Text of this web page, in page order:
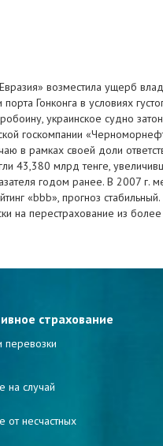
возместила ущерб
Гонконга в условиях
украинское судно
госкомпании
в рамках своей доли
43,380 млрд тенге,
годом ранее. В 2007
«bbb», прогноз
на перестрахование из
страхование
перевозки
на случай
от несчастных